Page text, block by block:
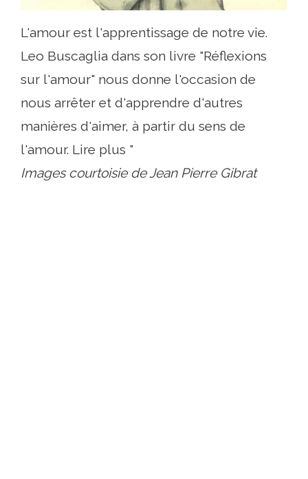
L'amour est l'apprentissage de notre vie.
Leo Buscaglia dans son livre "Réflexions
sur l'amour" nous donne l'occasion de
nous arrêter et d'apprendre d'autres
manières d'aimer, à partir du sens de
l'amour. Lire plus "
Images courtoisie de Jean Pierre Gibrat